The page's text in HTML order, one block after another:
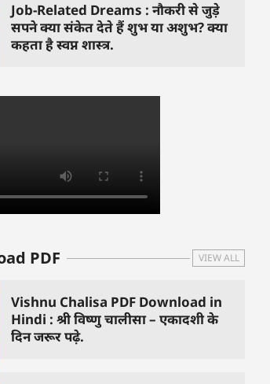
Job-Related Dreams : नौकरी से जुड़े
सपने क्या संकेत देते हैं शुभ या अशुभ? क्या
कहता है स्वप्न शास्त्र.
PDF VIEW ALL
Vishnu Chalisa PDF Download in
Hindi : श्री विष्णु चालीसा – एकादशी के
दिन जरूर पढ़े.